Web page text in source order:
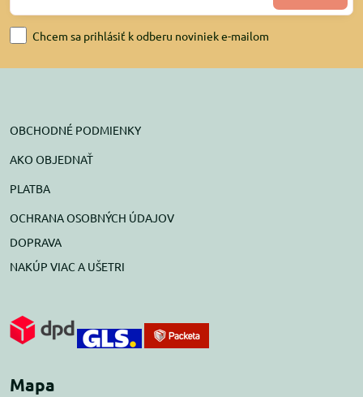
Chcem sa prihlásiť k odberu noviniek e-mailom
OBCHODNÉ PODMIENKY
AKO OBJEDNAŤ
PLATBA
OCHRANA OSOBNÝCH ÚDAJOV
DOPRAVA
NAKÚP VIAC A UŠETRI
Mapa